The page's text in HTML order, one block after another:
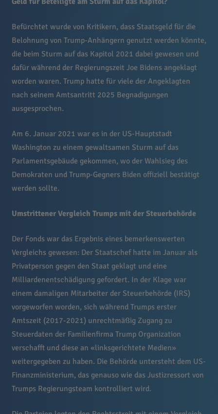
Befürchtet wurde von Kritikern, dass Staatsgeld für die
Belohnung von Trump-Anhängern genutzt werden könnte,
die beim Sturm auf das Kapitol 2021 dabei gewesen und
dafür während der Regierungszeit Joe Bidens angeklagt
worden waren. Trump hatte für viele der Angeklagten
nach seinem Amtsantritt 2025 Begnadigungen
ausgesprochen.
Am 6. Januar 2021 war es in der US-Hauptstadt
Washington zu einem gewaltsamen Sturm auf das
Parlamentsgebäude gekommen, wo der Wahlsieg des
Demokraten und Trump-Gegners Biden offiziell bestätigt
werden sollte.
Umstrittener Vergleich Trumps mit der Steuerbehörde
Der Fonds war das Ergebnis eines bemerkenswerten
Vergleichs gewesen: Der Staatschef hatte im Januar als
Privatperson gegen den Staat geklagt und eine
Milliardenentschädigung gefordert. In der Klage war
einem damaligen Mitarbeiter der Steuerbehörde (IRS)
vorgeworfen worden, sich während Trumps erster
Amtszeit (2017-2021) unrechtmäßig Zugang zu
Steuerdaten der Familienfirma Trump Organization
verschafft und diese an «linksgerichtete Medien»
weitergegeben zu haben. Die Behörde untersteht dem US-
Finanzministerium, das genauso wie das Justizressort von
Trumps Regierungsteam kontrolliert wird.